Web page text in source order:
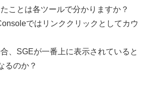
ことは各ツールで分かりますか？
ではリンククリックとしてカウ
、SGEが一番上に表示されていると
るのか？